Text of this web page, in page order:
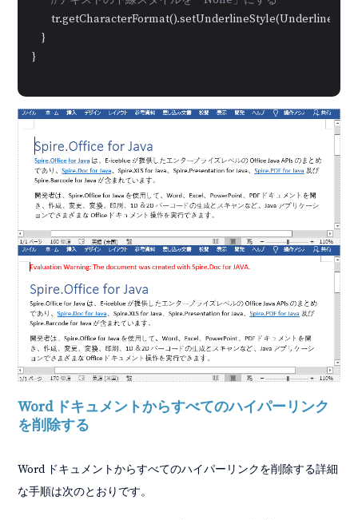
    }
}
Word ドキュメントからすべてのハイパーリンク
を削除する
Word ドキュメントからすべてのハイパーリンクを削除する詳細
な手順は次のとおりです。